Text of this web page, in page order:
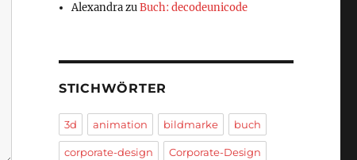
AlexandrazuBuch: decodeunicode
STICHWÖRTER
3d animation bildmarke buch
corporate-design Corporate-Design